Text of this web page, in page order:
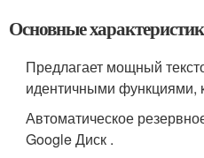
Основные
Предлагает мощный
идентичными функциями,
Автоматическое
Google Диск .